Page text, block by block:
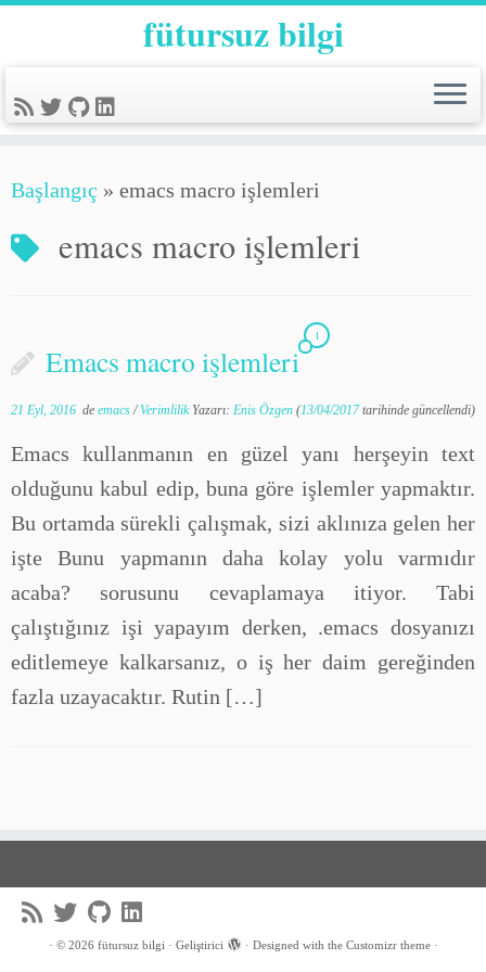
fütursuz bilgi
Başlangıç » emacs macro işlemleri
emacs macro işlemleri
Emacs macro işlemleri
1
21 Eyl, 2016 de emacs/Verimlilik Yazarı: Enis Özgen (13/04/2017tarihinde güncellendi)
Emacs kullanmanın en güzel yanı herşeyin text
olduğunu kabul edip, buna göre işlemler yapmaktır.
Bu ortamda sürekli çalışmak, sizi aklınıza gelen her
işte Bunu yapmanın daha kolay yolu varmıdır
acaba? sorusunu cevaplamaya itiyor. Tabi
çalıştığınız işi yapayım derken, .emacs dosyanızı
editlemeye kalkarsanız, o iş her daim gereğinden
fazla uzayacaktır. Rutin […]
· © 2026 fütursuz bilgi · Geliştirici · Designed with the Customizr theme·